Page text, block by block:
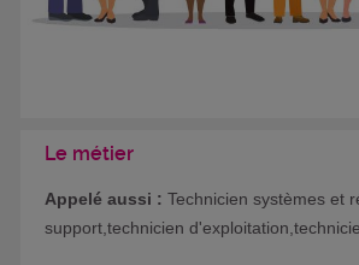
Le métier
Appelé aussi : Technicien systèmes et
support,technicien